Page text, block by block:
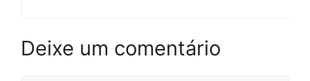
Deixe um comentário